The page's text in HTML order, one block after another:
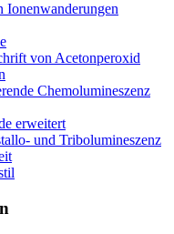
Ionenwanderungen
von Acetonperoxid
Chemolumineszenz
erweitert
und Tribolumineszenz